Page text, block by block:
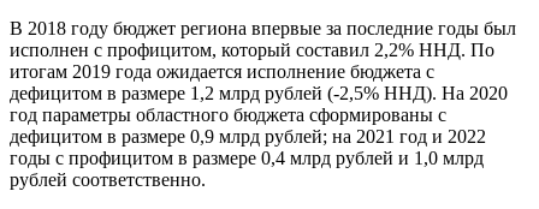
В 2018 году бюджет региона впервые за последние годы был
исполнен с профицитом, который составил 2,2% ННД. По
итогам 2019 года ожидается исполнение бюджета с
дефицитом в размере 1,2 млрд рублей (-2,5% ННД). На 2020
год параметры областного бюджета сформированы с
дефицитом в размере 0,9 млрд рублей; на 2021 год и 2022
годы с профицитом в размере 0,4 млрд рублей и 1,0 млрд
рублей соответственно.